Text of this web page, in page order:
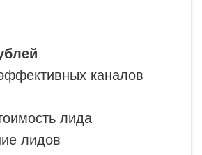
каналов
лида
лидов